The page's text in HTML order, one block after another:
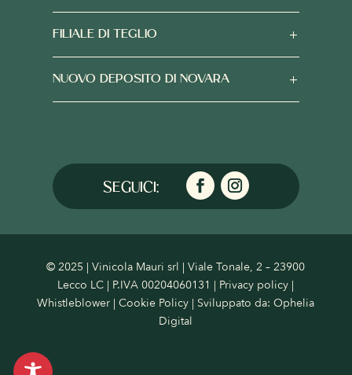
FILIALE DI TEGLIO
NUOVO DEPOSITO DI NOVARA
© 2025 | Vinicola Mauri srl | Viale Tonale, 2 – 23900
Lecco LC | P.IVA 00204060131 | Privacy policy |
Whistleblower |Cookie Policy | Sviluppato da:Ophelia
Digital